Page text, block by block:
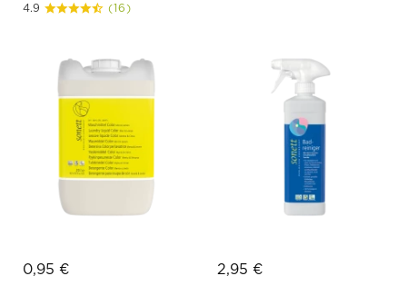
4.9 (16)
0,95 € 2,95 €